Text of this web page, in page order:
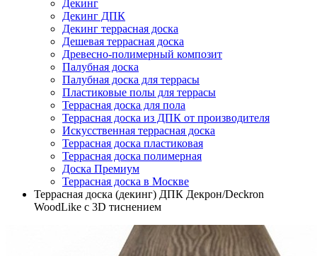
Декинг
Декинг ДПК
Декинг террасная доска
Дешевая террасная доска
Древесно-полимерный композит
Палубная доска
Палубная доска для террасы
Пластиковые полы для террасы
Террасная доска для пола
Террасная доска из ДПК от производителя
Искусственная террасная доска
Террасная доска пластиковая
Террасная доска полимерная
Доска Премиум
Террасная доска в Москве
Террасная доска (декинг) ДПК Декрон/Deckron
WoodLike с 3D тиснением